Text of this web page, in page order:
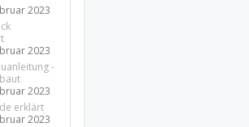
2023
2023
-
2023
erklärt
2023